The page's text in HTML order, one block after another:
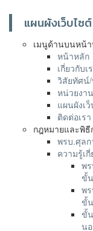
แผนผังเว็บไซต์
เมนูด้านบนหน้
หน้าหลัก
เกี่ยวกับเ
วิสัยทัศน์
หน่วยงา
แผนผังเ
ติดต่อเรา
กฎหมายและพิธี
พรบ.ศุล
ความรู้เ
พ
ขั้
พ
ขั้
ขั้
น